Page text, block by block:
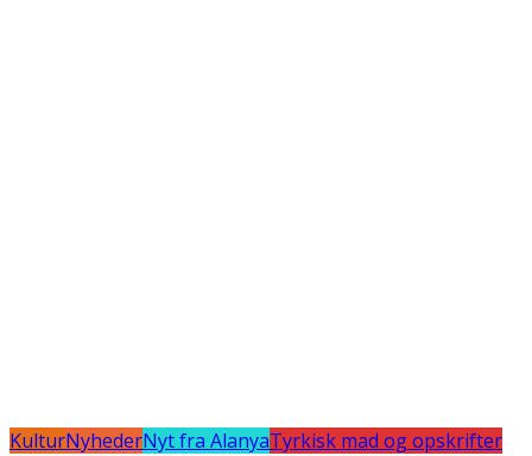
KulturNyhederNyt fra AlanyaTyrkisk mad og opskrifter